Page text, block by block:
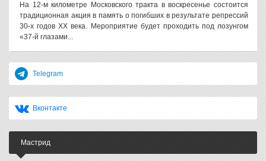
На 12-м километре Московского тракта в воскресенье состоится
традиционная акция в память о погибших в результате репрессий
30-х годов XX века. Мероприятие будет проходить под лозунгом
«37-й глазами...
Telegram
Вконтакте
Мастрид